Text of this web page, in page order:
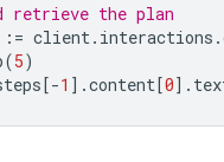
retrieve the plan
:= client. interactions .
(5)
[-1 ] .content[0] .